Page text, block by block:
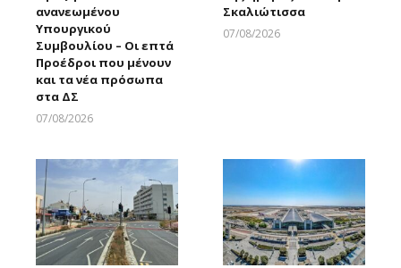
ανανεωμένου
Υπουργικού
Συμβουλίου – Οι επτά
Προέδροι που μένουν
και τα νέα πρόσωπα
στα ΔΣ
07/08/2026
Σκαλιώτισσα
07/08/2026